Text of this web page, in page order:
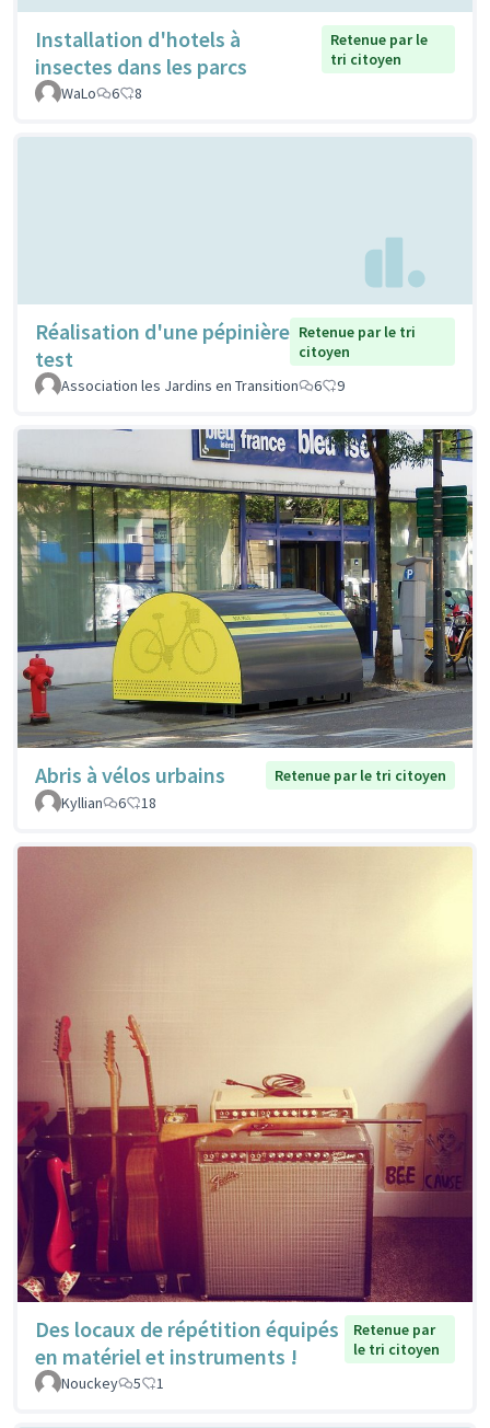
Installation d'hotels à
insectes dans les parcs
Retenue par le
tri citoyen
WaLo
6 8
Réalisation d'une pépinière
test
Retenue par le tri
citoyen
Association les Jardins en Transition
6 9
Abris à vélos urbains
Retenue par le tri citoyen
Kyllian
6 18
Des locaux de répétition équipés
en matériel et instruments !
Retenue par
le tri citoyen
Nouckey
5 1